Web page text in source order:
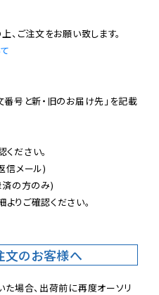
番号と新・旧のお届け先」を記載
ださい。
信メール)
済の方のみ)
よりご確認ください。
文のお客様へ
た場合、出荷前に再度オーソリ